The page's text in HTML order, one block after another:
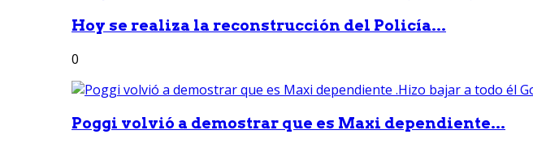
Hoy se realiza la reconstrucción del Policía...
0
Poggi volvió a demostrar que es Maxi dependiente...